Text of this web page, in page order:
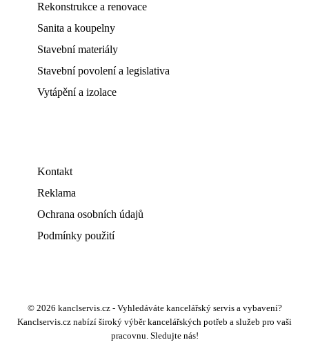
Rekonstrukce a renovace
Sanita a koupelny
Stavební materiály
Stavební povolení a legislativa
Vytápění a izolace
Kontakt
Reklama
Ochrana osobních údajů
Podmínky použití
© 2026 kanclservis.cz - Vyhledáváte kancelářský servis a vybavení?
Kanclservis.cz nabízí široký výběr kancelářských potřeb a služeb pro vaši
pracovnu. Sledujte nás!